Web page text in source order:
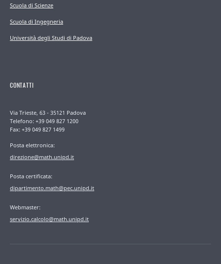
Scuola di Scienze
Scuola di Ingegneria
Università degli Studi di Padova
CONTATTI
Via Trieste, 63 - 35121 Padova
Telefono: +39 049 827 1200
Fax: +39 049 827 1499
Posta elettronica:
direzione@math.unipd.it
Posta certificata:
dipartimento.math@pec.unipd.it
Webmaster:
servizio.calcolo@math.unipd.it